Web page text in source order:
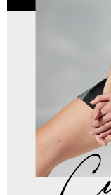
択しないでください。